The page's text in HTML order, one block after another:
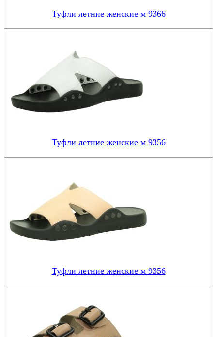
Туфли летние женские м 9366
Туфли летние женские м 9356
Туфли летние женские м 9356